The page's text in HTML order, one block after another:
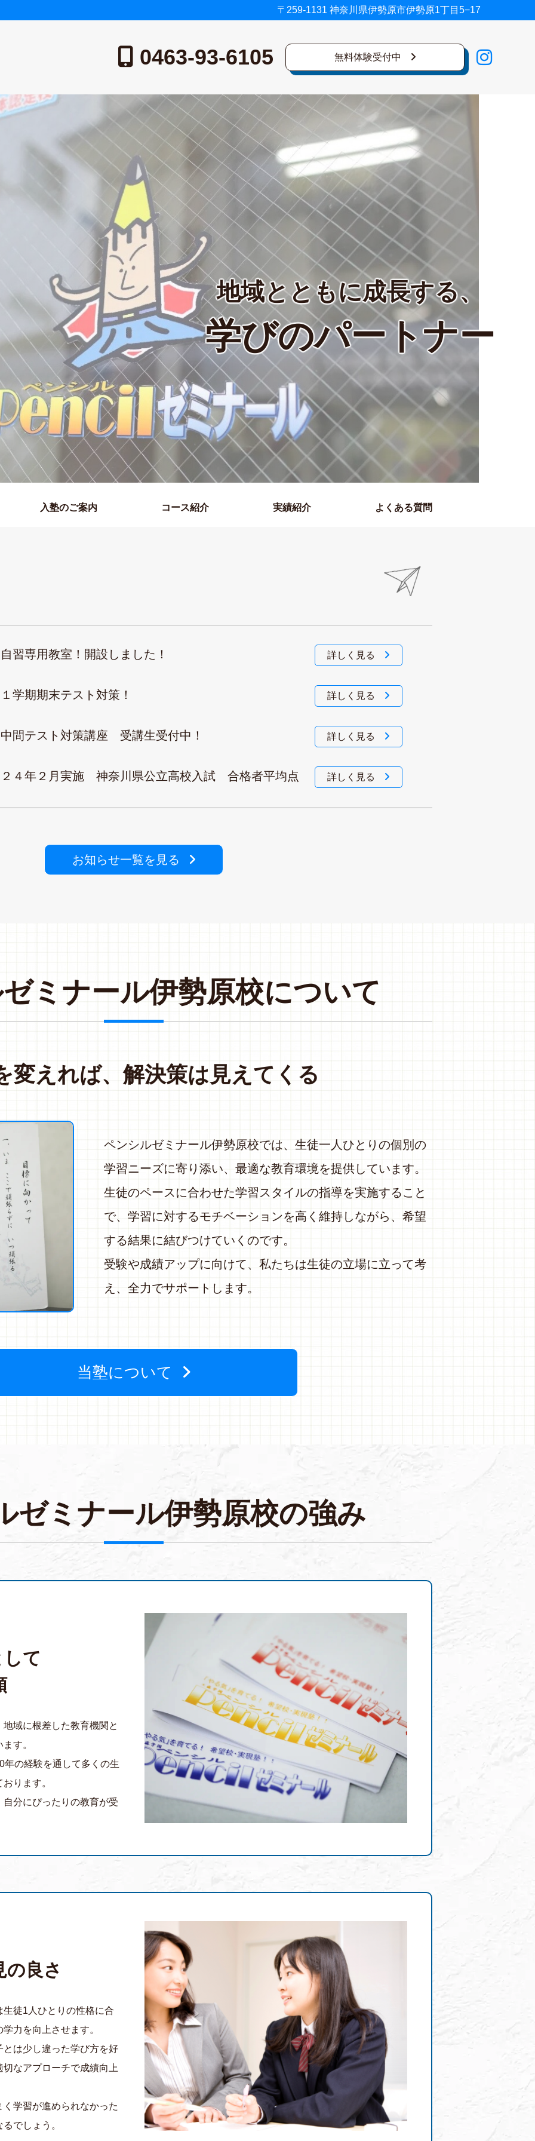
〒259-1131 神奈川県伊勢原市伊勢原1丁目5−17
0463-93-6105 無料体験受付中
地域とともに成長する、
学びのパートナー
入塾のご案内 コース紹介 実績紹介 よくある質問
自習専用教室！開設しました！ 詳しく見る
１学期期末テスト対策！ 詳しく見る
中間テスト対策講座 受講生受付中！ 詳しく見る
２４年２月実施 神奈川県公立高校入試 合格者平均点 詳しく見る
お知らせ一覧を見る
ゼミ ナール伊勢原校について
変えれば、解決策は見えてくる
ペンシルゼミナール伊勢原校では、生徒一人ひとりの個別の
学習ニーズに寄り添い、最適な教育環境を提供しています。
生徒のペースに合わせた学習スタイルの指導を実施すること
で、学習に対するモチベーションを高く維持しながら、希望
する結果に結びつけていくのです。
受験や成績アップに向けて、私たちは生徒の立場に立って考
え、全力でサポートします。
当塾について
ゼミナール伊勢原校の強み
て
域に根差した教育機関と
す。
年の経験を通して多くの生
ります。
分にぴったりの教育が受
の良さ
徒1人ひとりの性格に合
力を向上させます。
は少し違った学び方を好
なアプローチで成績向上
学習が進められなかった
でしょう。